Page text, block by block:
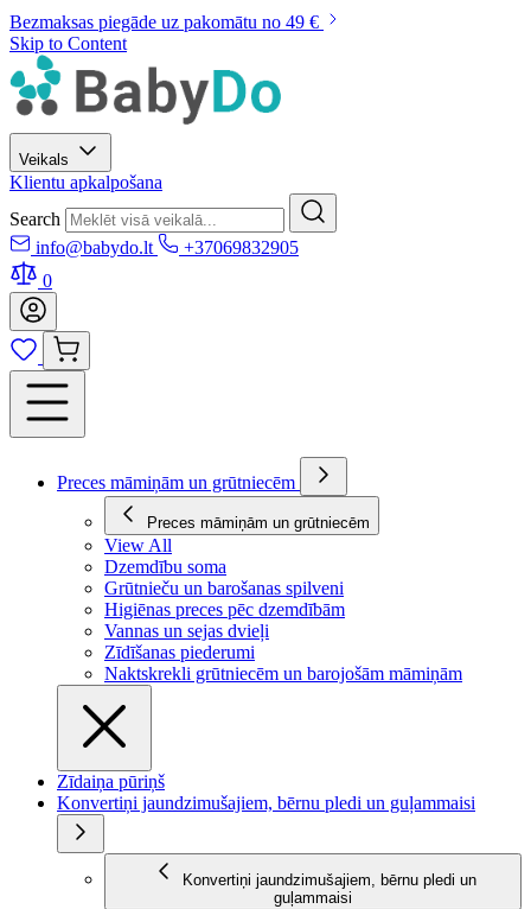
Bezmaksas piegāde uz pakomātu no 49 €
Skip to Content
Veikals
Klientu apkalpošana
Search
info@babydo.lt
+37069832905
0
Preces māmiņām un grūtniecēm
Preces māmiņām un grūtniecēm
View All
Dzemdību soma
Grūtnieču un barošanas spilveni
Higiēnas preces pēc dzemdībām
Vannas un sejas dvieļi
Zīdīšanas piederumi
Naktskrekli grūtniecēm un barojošām māmiņām
Zīdaiņa pūriņš
Konvertiņi jaundzimušajiem, bērnu pledi un guļammaisi
Konvertiņi jaundzimušajiem, bērnu pledi un
guļammaisi